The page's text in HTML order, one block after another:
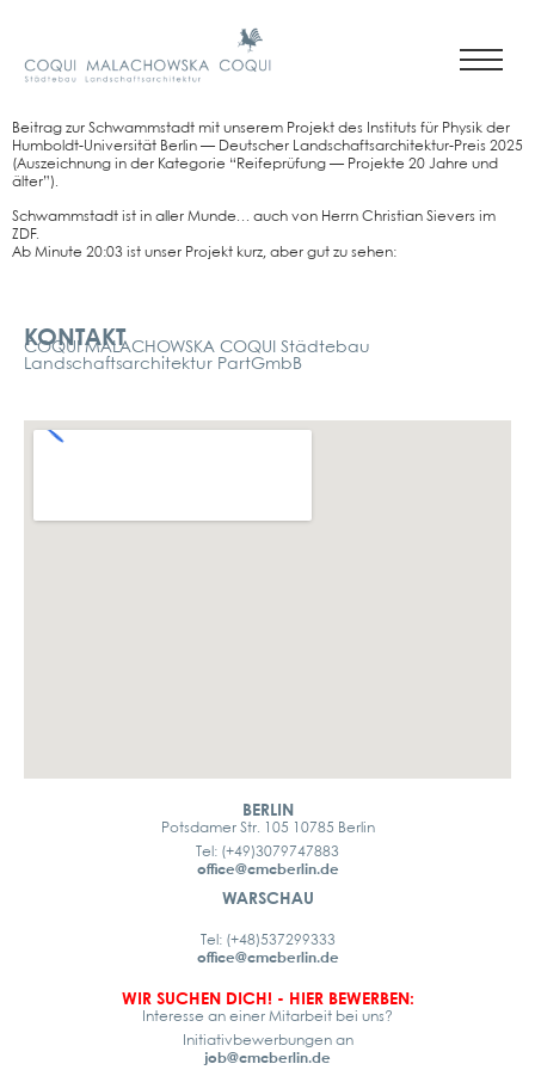
Bei­trag zur Schwamm­stadt mit unse­rem Pro­jekt des Insti­tuts für Phy­sik der
Hum­boldt-Uni­ver­si­tät Ber­lin — Deut­scher Land­schafts­ar­chi­tek­tur-Preis 2025
(Aus­zeich­nung in der Kate­go­rie “Rei­fe­prü­fung — Pro­jek­te 20 Jah­re und
älter”).
Schwamm­stadt ist in aller Mun­de… auch von Herrn Chris­ti­an Sie­vers im
ZDF.
Ab Minu­te 20:03 ist unser Pro­jekt kurz, aber gut zu sehen:
KONTAKT
COQUI MALACHOWSKA COQUI Städtebau
Landschaftsarchitektur PartGmbB
BERLIN
Potsdamer Str. 105 10785 Berlin
Tel: (+49)3079747883
office@cmcberlin.de
WARSCHAU
Tel: (+48)537299333
office@cmcberlin.de
WIR SUCHEN DICH! - HIER BEWERBEN:
Interesse an einer Mitarbeit bei uns?
Initiativbewerbungen an
job@cmcberlin.de